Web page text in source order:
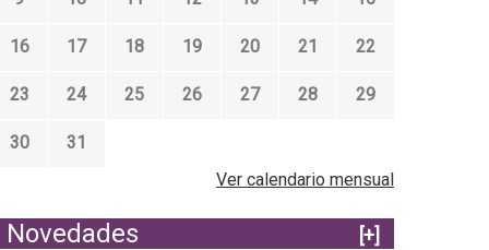
16 17 18 19 20 21 22
23 24 25 26 27 28 29
30
31
Ver calendario mensual
Novedades
[+]